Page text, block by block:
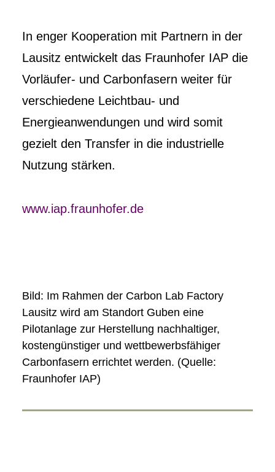
In enger Kooperation mit Partnern in der
Lausitz entwickelt das Fraunhofer IAP die
Vorläufer- und Carbonfasern weiter für
verschiedene Leichtbau- und
Energieanwendungen und wird somit
gezielt den Transfer in die industrielle
Nutzung stärken.
www.iap.fraunhofer.de
Bild: Im Rahmen der Carbon Lab Factory
Lausitz wird am Standort Guben eine
Pilotanlage zur Herstellung nachhaltiger,
kostengünstiger und wettbewerbsfähiger
Carbonfasern errichtet werden. (Quelle:
Fraunhofer IAP)